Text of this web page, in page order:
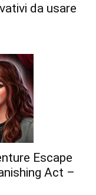
da usare
Escape
Act –